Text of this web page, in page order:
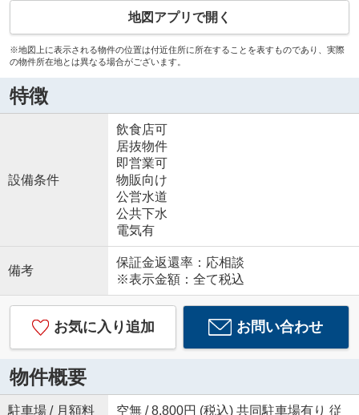
地図アプリで開く
※地図上に表示される物件の位置は付近住所に所在することを表すものであり、実際
の物件所在地とは異なる場合がございます。
特徴
設備条件
飲食店可
居抜物件
即営業可
物販向け
公営水道
公共下水
電気有
備考
保証金返還率：応相談
※表示金額：全て税込
お気に入り追加 お問い合わせ
物件概要
駐車場 / 月額料
空無 / 8,800円 (税込) 共同駐車場有り 従